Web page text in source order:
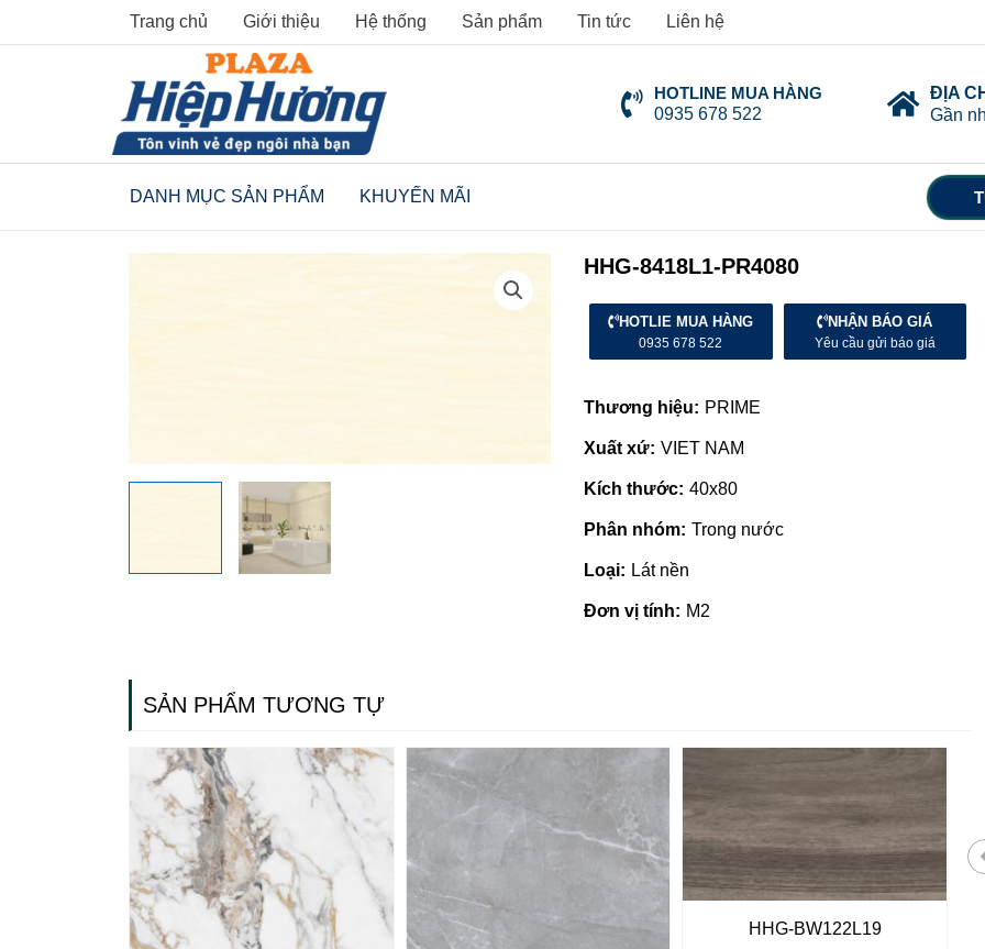
to
Trang chủ Giới thiệu Hệ thống Sản phẩm Tin tức Liên hệ
HOTLINE MUA HÀNG
0935 678 522
ĐỊA
Gần
DANH MỤC SẢN PHẨM KHUYẾN MÃI
HHG-8418L1-PR4080
HOTLIE MUA HÀNG
0935 678 522
NHẬN BÁO GIÁ
Yêu cầu gửi báo giá
Thương hiệu: PRIME
Xuất xứ: VIET NAM
Kích thước: 40x80
Phân nhóm: Trong nước
Loại: Lát nền
Đơn vị tính: M2
SẢN PHẨM TƯƠNG TỰ
HHG-BW122L19
Gạch ốp lát giá rẻ tại Quảng
Nhà phân phối gạch ngói, sơn